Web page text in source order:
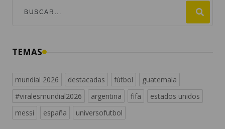
TEMAS
mundial 2026 destacadas fútbol
guatemala
#viralesmundial2026
argentina fifa
estados unidos
messi
españa universofutbol